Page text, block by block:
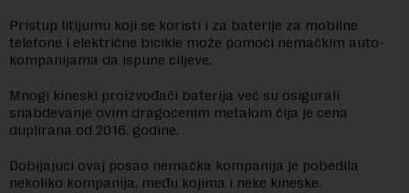
Pristup litijumu koji se koristi i za baterije za mobilne
telefone i električne bicikle može pomoći nemačkim auto-
kompanijama da ispune ciljeve.
Mnogi kineski proizvođači baterija već su osigurali
snabdevanje ovim dragocenim metalom čija je cena
duplirana od 2016. godine.
Dobijajući ovaj posao nemačka kompanija je pobedila
nekoliko kompanija, među kojima i neke kineske.